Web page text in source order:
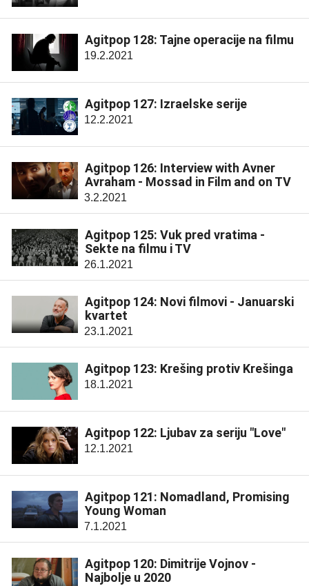
Agitpop 128: Tajne operacije na filmu
19.2.2021
Agitpop 127: Izraelske serije
12.2.2021
Agitpop 126: Interview with Avner
Avraham - Mossad in Film and on TV
3.2.2021
Agitpop 125: Vuk pred vratima -
Sekte na filmu i TV
26.1.2021
Agitpop 124: Novi filmovi - Januarski
kvartet
23.1.2021
Agitpop 123: Krešing protiv Krešinga
18.1.2021
Agitpop 122: Ljubav za seriju "Love"
12.1.2021
Agitpop 121: Nomadland, Promising
Young Woman
7.1.2021
Agitpop 120: Dimitrije Vojnov -
Najbolje u 2020